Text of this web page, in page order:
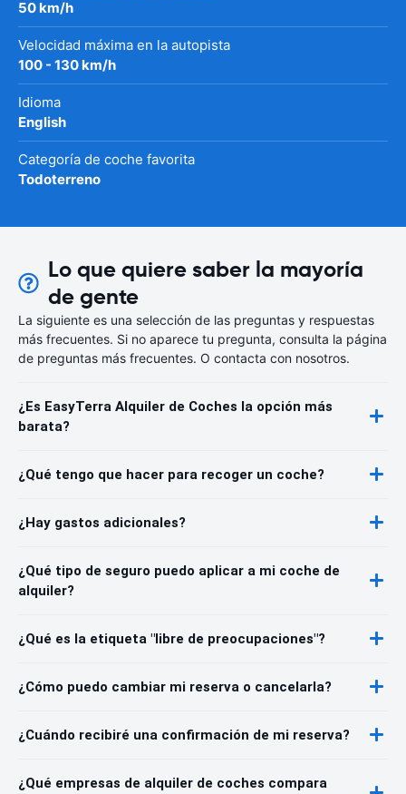
50 km/h
Velocidad máxima en la autopista
100 - 130 km/h
Idioma
English
Categoría de coche favorita
Todoterreno
Lo que quiere saber la mayoría
de gente
La siguiente es una selección de las preguntas y respuestas
más frecuentes. Si no aparece tu pregunta, consulta la página
de preguntas más frecuentes. O contacta con nosotros.
¿Es EasyTerra Alquiler de Coches la opción más
barata?
¿Qué tengo que hacer para recoger un coche?
¿Hay gastos adicionales?
¿Qué tipo de seguro puedo aplicar a mi coche de
alquiler?
¿Qué es la etiqueta "libre de preocupaciones"?
¿Cómo puedo cambiar mi reserva o cancelarla?
¿Cuándo recibiré una confirmación de mi reserva?
¿Qué empresas de alquiler de coches compara